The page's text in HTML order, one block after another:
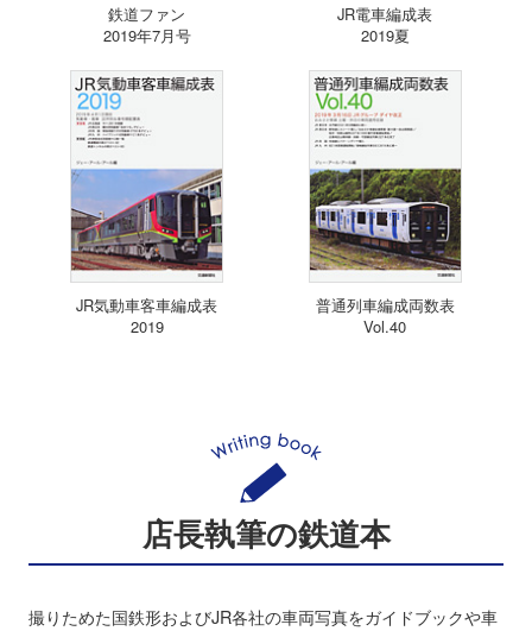
鉄道ファン
2019年7月号
JR電車編成表
2019夏
JR気動車客車編成表
2019
普通列車編成両数表
Vol.40
店長執筆の鉄道本
撮りためた国鉄形およびJR各社の車両写真をガイドブックや車